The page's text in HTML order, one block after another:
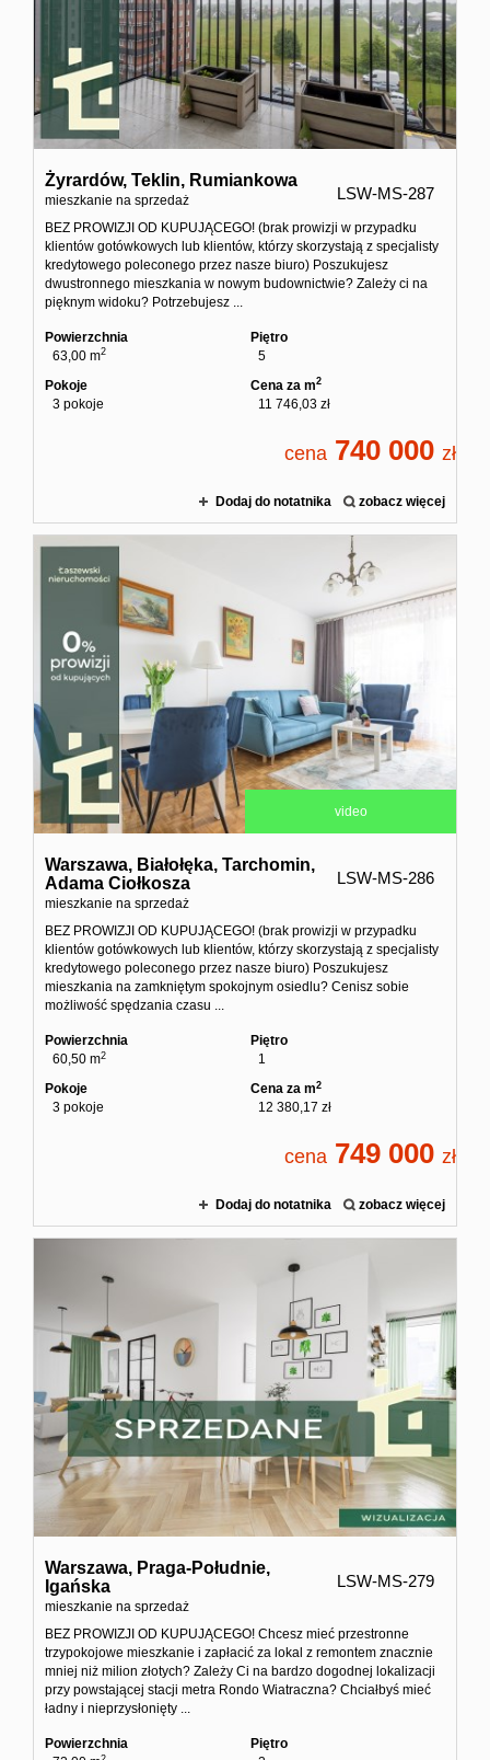
Kontakt
Żyrardów, Teklin, Rumiankowa
mieszkanie na sprzedaż LSW-MS-287
BEZ PROWIZJI OD KUPUJĄCEGO! (brak prowizji w przypadku
klientów gotówkowych lub klientów, którzy skorzystają z specjalisty
kredytowego poleconego przez nasze biuro) Poszukujesz
dwustronnego mieszkania w nowym budownictwie? Zależy ci na
pięknym widoku? Potrzebujesz ...
Powierzchnia
63,00 m2
Piętro
5
Pokoje
3 pokoje
Cena za m2
11 746,03 zł
cena 740 000 zł
Dodaj do notatnika zobacz więcej
video
Warszawa, Białołęka, Tarchomin,
Adama Ciołkosza
mieszkanie na sprzedaż
LSW-MS-286
BEZ PROWIZJI OD KUPUJĄCEGO! (brak prowizji w przypadku
klientów gotówkowych lub klientów, którzy skorzystają z specjalisty
kredytowego poleconego przez nasze biuro) Poszukujesz
mieszkania na zamkniętym spokojnym osiedlu? Cenisz sobie
możliwość spędzania czasu ...
Powierzchnia
60,50 m2
Piętro
1
Pokoje
3 pokoje
Cena za m2
12 380,17 zł
cena 749 000 zł
Dodaj do notatnika zobacz więcej
Warszawa, Praga-Południe,
Igańska
mieszkanie na sprzedaż
LSW-MS-279
BEZ PROWIZJI OD KUPUJĄCEGO! Chcesz mieć przestronne
trzypokojowe mieszkanie i zapłacić za lokal z remontem znacznie
mniej niż milion złotych? Zależy Ci na bardzo dogodnej lokalizacji
przy powstającej stacji metra Rondo Wiatraczna? Chciałbyś mieć
ładny i nieprzysłonięty ...
Powierzchnia
Piętro